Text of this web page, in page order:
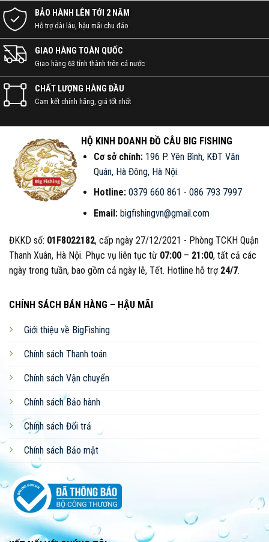
Chuyên tư vấn, lựa chọn, mua sắm, báo giá các
sản phẩmCẦN CÂU, MÁY CÂU
ĐẠI LÝ PHÂN PHỐI DỤNG CỤ ĐI
CÂU CHÍNH HÃNG • ĐỒ CÂU
BIGFISHING
KẾT NỐI VỚI CHÚNG TÔI NGAY!
Facebook YouTube
Đội ngũ nhân viên CSKH nhanh chóng, hiểu biết rộng,
kinh nghiệm sâu về các loại dụng cụ câu cá.
Thái độ phục vụ tận tâm, chuyên nghiệp, tinh thần
BẢO HÀNH LÊN TỚI 2 NĂM
Hỗ trợ dài lâu, hậu mãi chu đáo
GIAO HÀNG TOÀN QUỐC
Giao hàng 63 tỉnh thành trên cả nước
CHẤT LƯỢNG HÀNG ĐẦU
Cam kết chính hãng, giá tốt nhất
HỘ KINH DOANH ĐỒ CÂU BIG FISHING
Cơ sở chính: 196 P. Yên Bình, KĐT Văn
Quán, Hà Đông, Hà Nội.
Hotline: 0379 660 861 - 086 793 7997
Email: bigfishingvn@gmail.com
ĐKKD số: 01F8022182, cấp ngày 27/12/2021 - Phòng TCKH Quận
Thanh Xuân, Hà Nội. Phục vụ liên tục từ 07:00 – 21:00, tất cả các
ngày trong tuần, bao gồm cả ngày lễ, Tết. Hotline hỗ trợ 24/7.
CHÍNH SÁCH BÁN HÀNG – HẬU MÃI
Giới thiệu về BigFishing
Chính sách Thanh toán
Chính sách Vận chuyển
Chính sách Bảo hành
Chính sách Đổi trả
Chính sách Bảo mật